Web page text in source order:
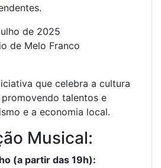
de 2025
de Melo Franco
que celebra a cultura
talentos e
e a economia local.
Musical:
(a partir das 19h):